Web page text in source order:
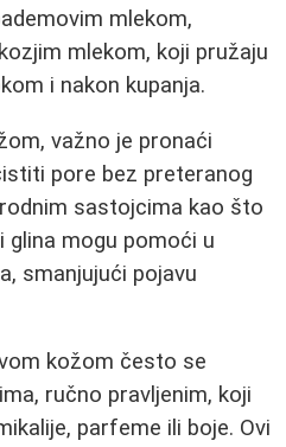
mlekom,
mlekom, koji pružaju
i nakon kupanja.
važno je pronaći
pore bez preteranog
sastojcima kao što
glina mogu pomoći u
smanjujući pojavu
kožom često se
ručno pravljenim, koji
parfeme ili boje. Ovi